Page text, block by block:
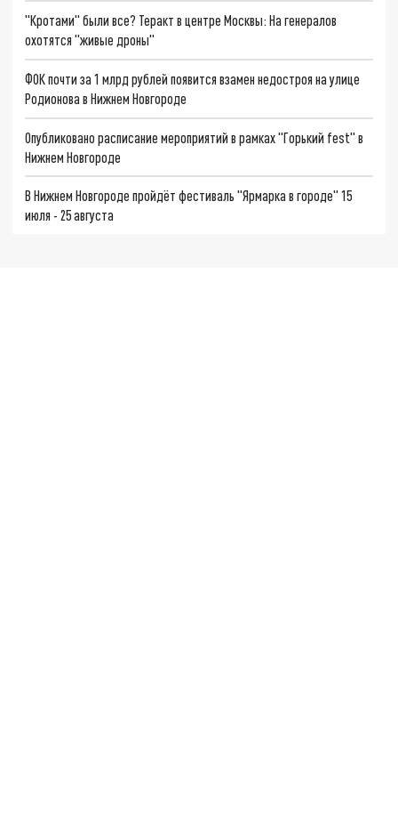
"Кротами" были все? Теракт в центре Москвы: На генералов
охотятся "живые дроны"
ФОК почти за 1 млрд рублей появится взамен недостроя на улице
Родионова в Нижнем Новгороде
Опубликовано расписание мероприятий в рамках "Горький fest" в
Нижнем Новгороде
В Нижнем Новгороде пройдёт фестиваль "Ярмарка в городе" 15
июля - 25 августа